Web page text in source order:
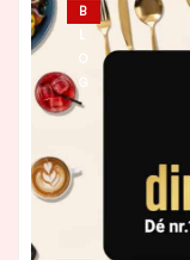
B
L
O
G